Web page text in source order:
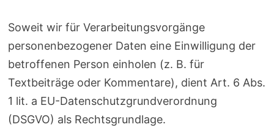
Soweit wir für Verarbeitungsvorgänge
personenbezogener Daten eine Einwilligung der
betroffenen Person einholen (z. B. für
Textbeiträge oder Kommentare), dient Art. 6 Abs.
1 lit. a EU-Datenschutzgrundverordnung
(DSGVO) als Rechtsgrundlage.